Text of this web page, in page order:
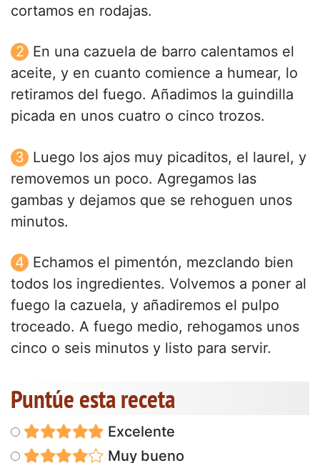
cortamos en rodajas.
En una cazuela de barro calentamos el
aceite, y en cuanto comience a humear, lo
retiramos del fuego. Añadimos la guindilla
picada en unos cuatro o cinco trozos.
Luego los ajos muy picaditos, el laurel, y
removemos un poco. Agregamos las
gambas y dejamos que se rehoguen unos
minutos.
Echamos el pimentón, mezclando bien
todos los ingredientes. Volvemos a poner al
fuego la cazuela, y añadiremos el pulpo
troceado. A fuego medio, rehogamos unos
cinco o seis minutos y listo para servir.
Puntúe esta receta
Excelente
Muy bueno